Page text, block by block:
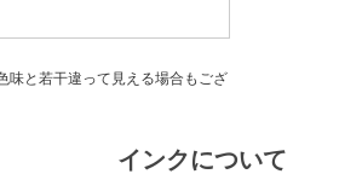
味と若干違って見える場合もござ
インクについて